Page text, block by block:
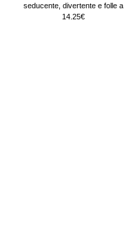
seducente, divertente e folle a
14.25€